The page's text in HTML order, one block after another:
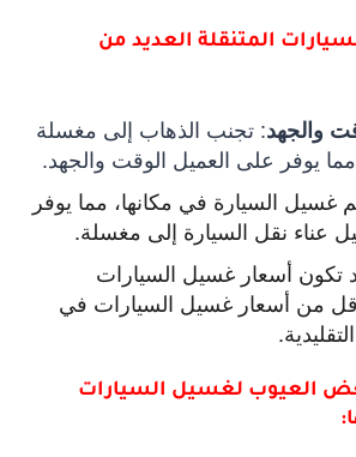
المتنقلة العديد من
والجهد: تجنب الذهاب إلى مغسلة
يوفر على العميل الوقت والجهد.
غسيل السيارة في مكانها، مما يوفر
عناء نقل السيارة إلى مغسلة.
تكون أسعار غسيل السيارات
أقل من أسعار غسيل السيارات في
العيوب لغسيل السيارات